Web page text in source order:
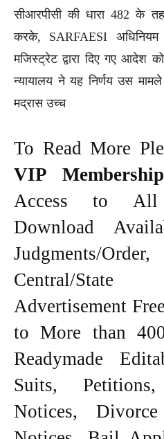
सीआरपीसी की धारा 482 के
करके, SARFAESI
मजिस्ट्रेट द्वारा दिए गए आदेश
न्यायालय ने यह निर्णय उस
मद्रास उच्च
To Read More
VIP
Access to
Download
Judgments/
Central/
Advertisement
to More than
Readymade
Suits,
Notices,